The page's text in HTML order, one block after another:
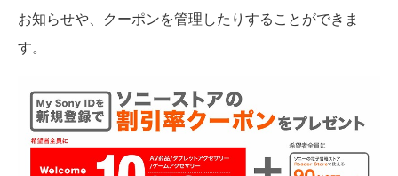
お知らせや、クーポンを管理したりすることができま
す。